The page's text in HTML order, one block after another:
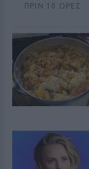
ΠΡΙΝ 10 ΏΡΕΣ